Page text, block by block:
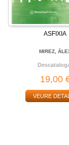
ASFIXIA
MIREZ,
19,00
VEURE